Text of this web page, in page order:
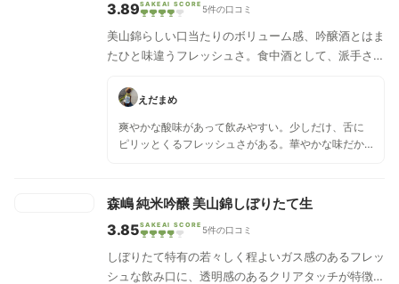
3.89SAKEAI SCORE 5件の口コミ
美山錦らしい口当たりのボリューム感、吟醸酒とはま
たひと味違うフレッシュさ。食中酒として、派手さは
がり。後味のキレも良し。
えだまめ
爽やかな酸味があって飲みやすい。少しだけ、舌に
ピリッとくるフレッシュさがある。華やかな味だか
森嶋 純米吟醸 美山錦しぼりたて生
3.85SAKEAI SCORE 5件の口コミ
しぼりたて特有の若々しく程よいガス感のあるフレッ
シュな飲み口に、透明感のあるクリアタッチが特徴の